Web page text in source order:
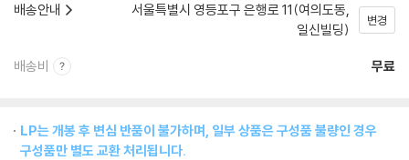
배송안내
서울특별시 영등포구 은행로 11(여의도동,
일신빌딩)
변경
배송비 무료
LP는 개봉 후 변심 반품이 불가하며, 일부 상품은 구성품 불량인 경우
구성품만 별도 교환 처리됩니다.